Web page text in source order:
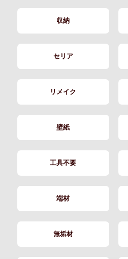
収納
セリア
リメイク
壁紙
工具不要
端材
無垢材